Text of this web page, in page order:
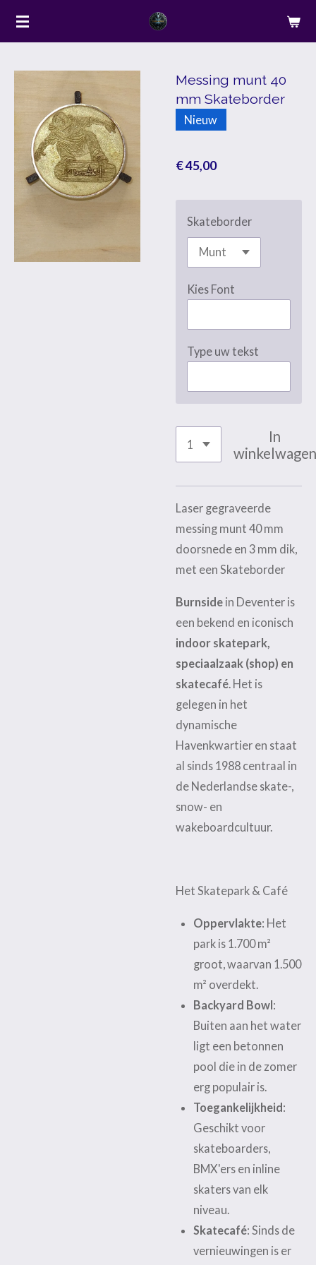
Ga
hoofdinhoud
Messing munt 40
mm Skateborder
Nieuw
€ 45,00
Skateborder
Kies Font
Type uw tekst
In
winkelwagen
Laser gegraveerde
messing munt 40 mm
doorsnede en 3 mm dik,
met een Skateborder
Burnside in Deventer is
een bekend en iconisch
indoor skatepark,
speciaalzaak (shop) en
skatecafé . Het is
gelegen in het
dynamische
Havenkwartier en staat
al sinds 1988 centraal in
de Nederlandse skate-,
snow- en
wakeboardcultuur.
Het Skatepark & Café
Oppervlakte: Het
park is 1.700 m²
groot, waarvan 1.500
m² overdekt.
Backyard Bowl:
Buiten aan het water
ligt een betonnen
pool die in de zomer
erg populair is.
Toegankelijkheid:
Geschikt voor
skateboarders,
BMX'ers en inline
skaters van elk
niveau.
Skatecafé: Sinds de
vernieuwingen is er